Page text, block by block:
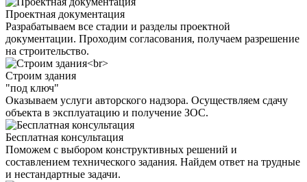
Проектная документация
Разрабатываем все стадии и разделы проектной
документации. Проходим согласования, получаем разрешение
на строительство.
Строим здания
"под ключ"
Оказываем услуги авторского надзора. Осуществляем сдачу
объекта в эксплуатацию и получение ЗОС.
Бесплатная консультация
Поможем с выбором конструктивных решений и
составлением технического задания. Найдем ответ на трудные
и нестандартные задачи.